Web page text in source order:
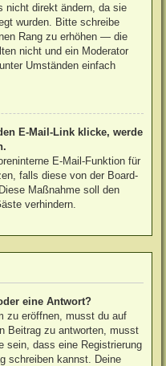
nicht direkt ändern, da sie
wurden. Bitte schreibe
Rang zu erhöhen — die
nicht und ein Moderator
Umständen einfach
E-Mail-Link klicke, werde
E-Mail-Funktion für
falls diese von der Board-
Maßnahme soll den
verhindern.
eine Antwort?
zu eröffnen, musst du auf
Beitrag zu antworten, musst
sein, dass eine Registrierung
schreiben kannst. Deine